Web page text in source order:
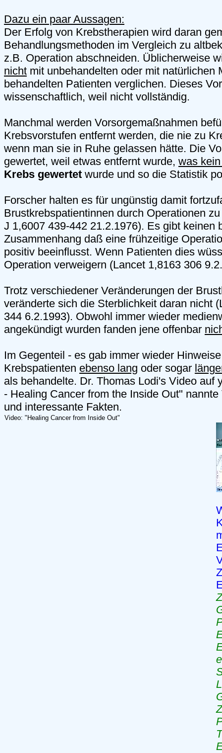
Dazu ein paar Aussagen:
Der Erfolg von Krebstherapien wird daran
Behandlungsmethoden im Vergleich zu
z.B. Operation abschneiden. Üblicherweise
nicht mit unbehandelten oder mit natürlichen
behandelten Patienten verglichen. Dieses
wissenschaftlich, weil nicht vollständig.
Manchmal werden Vorsorgemaßnahmen
Krebsvorstufen entfernt werden, die nie zu
wenn man sie in Ruhe gelassen hätte. Die
gewertet, weil etwas entfernt wurde, was
Krebs gewertet wurde und so die Statistik
Forscher halten es für ungünstig damit
Brustkrebspatientinnen durch Operationen
J 1,6007 439-442 21.2.1976). Es gibt keinen
Zusammenhang daß eine frühzeitige
positiv beeinflusst. Wenn Patienten dies
Operation verweigern (Lancet 1,8163 306
Trotz verschiedener Veränderungen der
veränderte sich die Sterblichkeit daran nicht
344 6.2.1993). Obwohl immer wieder
angekündigt wurden fanden jene offenbar
Im Gegenteil - es gab immer wieder
Krebspatienten ebenso lang oder sogar
als behandelte. Dr. Thomas Lodi's Video auf
- Healing Cancer from the Inside Out"
und interessante Fakten.
Video: "Healing Cancer from Inside Out"